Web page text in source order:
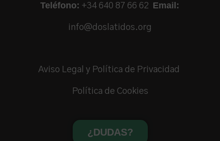
Teléfono: +34 640 87 66 62 Email:
info@doslatidos.org
Aviso Legal y Política de Privacidad
Política de Cookies
¿DUDAS?